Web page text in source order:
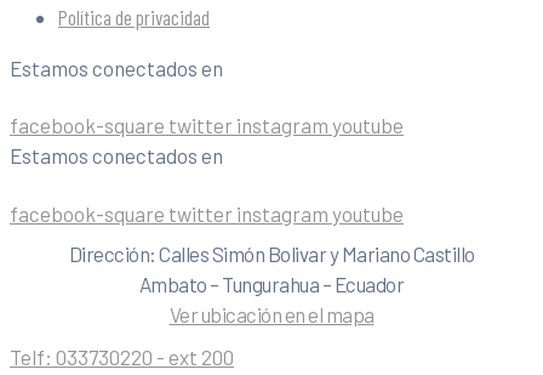
Política de privacidad
Estamos conectados en
facebook-square twitter instagram youtube
Estamos conectados en
facebook-square twitter instagram youtube
Dirección: Calles Simón Bolivar y Mariano Castillo
Ambato – Tungurahua – Ecuador
Ver ubicación en el mapa
Telf: 033730220 - ext 200